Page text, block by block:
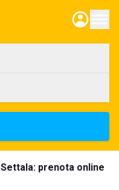
prenota online